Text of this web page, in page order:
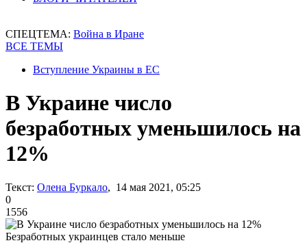
СПЕЦТЕМА: Война в Иране
ВСЕ ТЕМЫ
Вступление Украины в ЕС
В Украине число
безработных уменьшилось на
12%
Текст: Олена Буркало, 14 мая 2021, 05:25
0
1556
Безработных украинцев стало меньше